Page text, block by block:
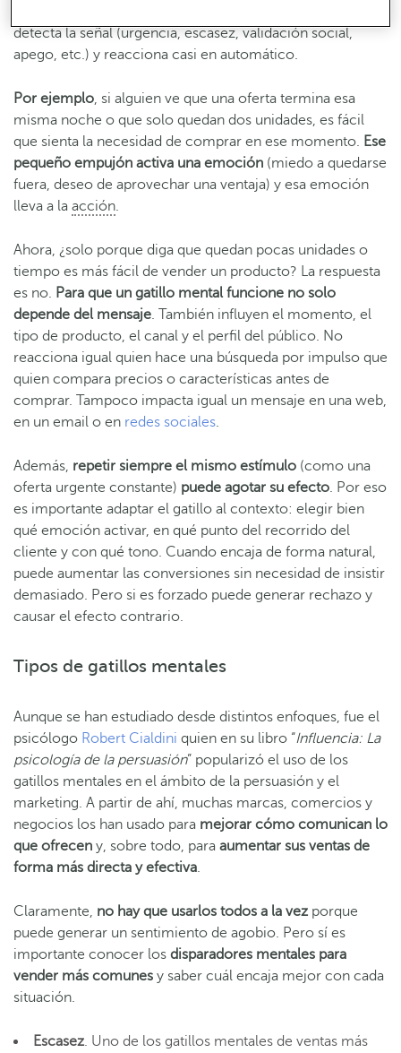
detecta la señal (urgencia, escasez, validación social,
apego, etc.) y reacciona casi en automático.
Por ejemplo, si alguien ve que una oferta termina esa
misma noche o que solo quedan dos unidades, es fácil
que sienta la necesidad de comprar en ese momento. Ese
pequeño empujón activa una emoción (miedo a quedarse
fuera, deseo de aprovechar una ventaja) y esa emoción
lleva a la acción.
Ahora, ¿solo porque diga que quedan pocas unidades o
tiempo es más fácil de vender un producto? La respuesta
es no. Para que un gatillo mental funcione no solo
depende del mensaje. También influyen el momento, el
tipo de producto, el canal y el perfil del público. No
reacciona igual quien hace una búsqueda por impulso que
quien compara precios o características antes de
comprar. Tampoco impacta igual un mensaje en una web,
en un email o en redes sociales.
Además, repetir siempre el mismo estímulo (como una
oferta urgente constante) puede agotar su efecto. Por eso
es importante adaptar el gatillo al contexto: elegir bien
qué emoción activar, en qué punto del recorrido del
cliente y con qué tono. Cuando encaja de forma natural,
puede aumentar las conversiones sin necesidad de insistir
demasiado. Pero si es forzado puede generar rechazo y
causar el efecto contrario.
Tipos de gatillos mentales
Aunque se han estudiado desde distintos enfoques, fue el
psicólogo Robert Cialdini quien en su libro “Influencia: La
psicología de la persuasión” popularizó el uso de los
gatillos mentales en el ámbito de la persuasión y el
marketing. A partir de ahí, muchas marcas, comercios y
negocios los han usado para mejorar cómo comunican lo
que ofrecen y, sobre todo, para aumentar sus ventas de
forma más directa y efectiva.
Claramente, no hay que usarlos todos a la vez porque
puede generar un sentimiento de agobio. Pero sí es
importante conocer los disparadores mentales para
vender más comunes y saber cuál encaja mejor con cada
situación.
Escasez. Uno de los gatillos mentales de ventas más